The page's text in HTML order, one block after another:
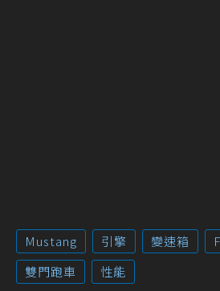
Mustang 引擎 變速箱
雙門跑車
性能